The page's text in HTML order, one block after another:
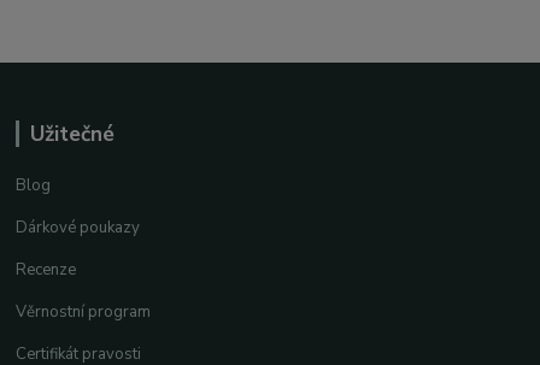
Užitečné
Blog
Dárkové poukazy
Recenze
Věrnostní program
Certifikát pravosti